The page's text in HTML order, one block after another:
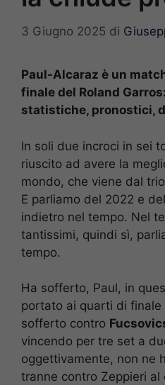
3 Giugno 2025 di
Paul-Alcaraz è un
finale del Roland
statistiche, pronostici,
In soli due incroci in sei
riuscito ad avere la
mondo, che viene dal
E parliamo del 2022 e
indietro nel tempo. Nel
tantissimi, quindi sì,
tempo.
Ha sofferto, Paul, in
portato ai quarti di
sofferto contro
vincendo per tre set a
oggettivamente, non ne
tranne contro Zeppieri